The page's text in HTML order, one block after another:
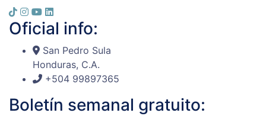
Oficial info:
San Pedro Sula
Honduras, C.A.
+504 99897365
Boletín semanal gratuito: